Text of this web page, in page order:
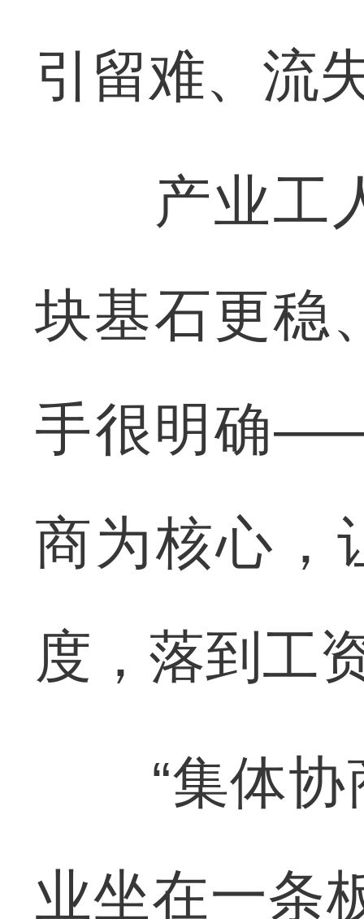
引留难、流
产业工人
块基石更稳
手很明确
商为核心，
度，落到工
“集体协
业坐在一条